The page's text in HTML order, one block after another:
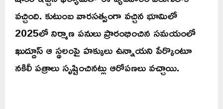
వచ్చింది. కుటుంబ వారసత్వంగా వచ్చిన భూమిలో
2025లో నిర్మాణ పనులు ప్రారంభించిన సమయంలో
ఖుద్దూస్ ఆ స్థలంపై హక్కులు ఉన్నాయని పేర్కొంటూ
నకిలీ పత్రాలు సృష్టించినట్లు ఆరోపణలు వచ్చాయి.